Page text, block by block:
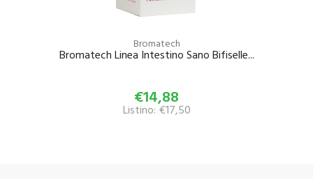
Bromatech
Bromatech Linea Intestino Sano Bifiselle...
€14,88
Listino: €17,50